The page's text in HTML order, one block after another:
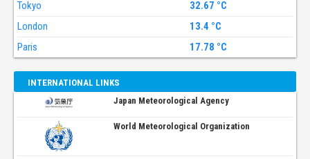
Tokyo
32.67 °C
London
13.4 °C
Paris
17.78 °C
INTERNATIONAL LINKS
Japan Meteorological Agency
World Meteorological Organization